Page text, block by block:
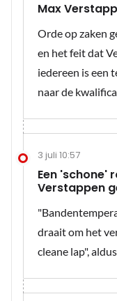
Max
Orde op zaken
en het feit dat
iedereen is een
naar de
3 juli 10:57
Een 'schone'
Verstappen
draait om het
cleane lap",